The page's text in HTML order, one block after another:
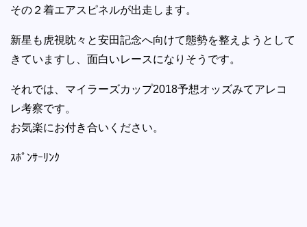
その２着エアスピネルが出走します。
新星も虎視眈々と安田記念へ向けて態勢を整えようとして
きていますし、面白いレースになりそうです。
それでは、マイラーズカップ2018予想オッズみてアレコ
レ考察です。
お気楽にお付き合いください。
ｽﾎﾟﾝｻｰﾘﾝｸ